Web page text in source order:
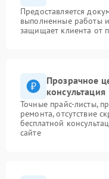
Предоставляется
выполненные работы
защищает клиента от
Прозрачное
консультация
Точные прайс-листы,
ремонта, отсутствие
бесплатной
сайте